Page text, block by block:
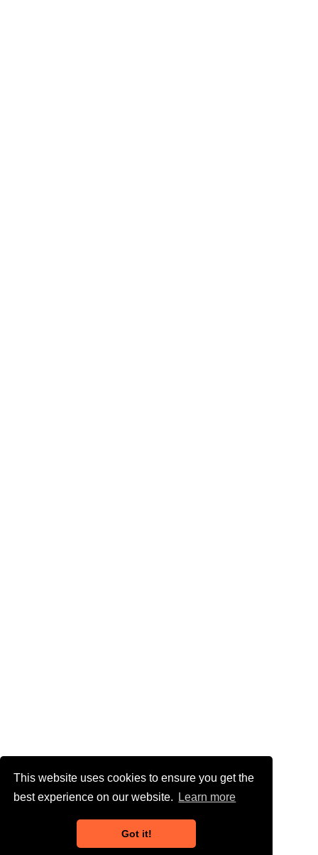
This website uses cookies to ensure you get the
best experience on our website.
Learn more
Got it!